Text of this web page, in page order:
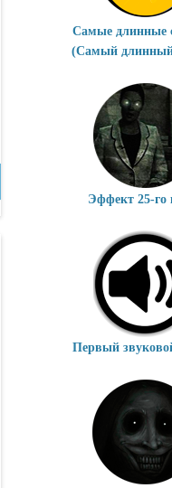
Самые длинные
(Самый длинный
Эффект 25-го
Первый